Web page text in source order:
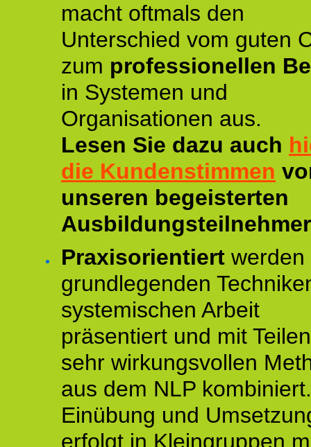
macht oftmals den
Unterschied vom guten
zum professionellen
in Systemen und
Organisationen aus.
Lesen Sie dazu auch
die Kundenstimmen
unseren begeisterten
Praxisorientiert werden
grundlegenden
systemischen Arbeit
präsentiert und mit
sehr wirkungsvollen
aus dem NLP
Einübung und
erfolgt in Kleingruppen